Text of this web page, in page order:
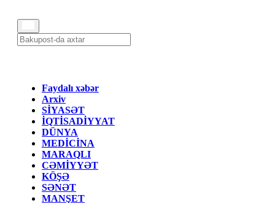
Faydalı xəbər
Arxiv
SİYASƏT
İQTİSADİYYAT
DÜNYA
MEDİCİNA
MARAQLI
CƏMİYYƏT
KÖŞƏ
SƏNƏT
MANŞET